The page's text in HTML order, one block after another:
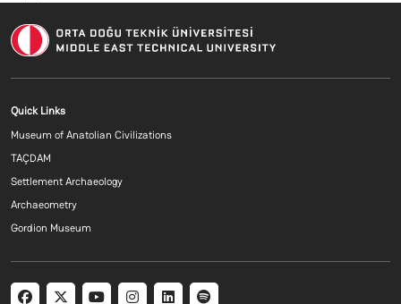
Footer menu 2 EN
Quick Links
Museum of Anatolian Civilizations
TAÇDAM
Settlement Archaeology
Archaeometry
Gordion Museum
Social menu